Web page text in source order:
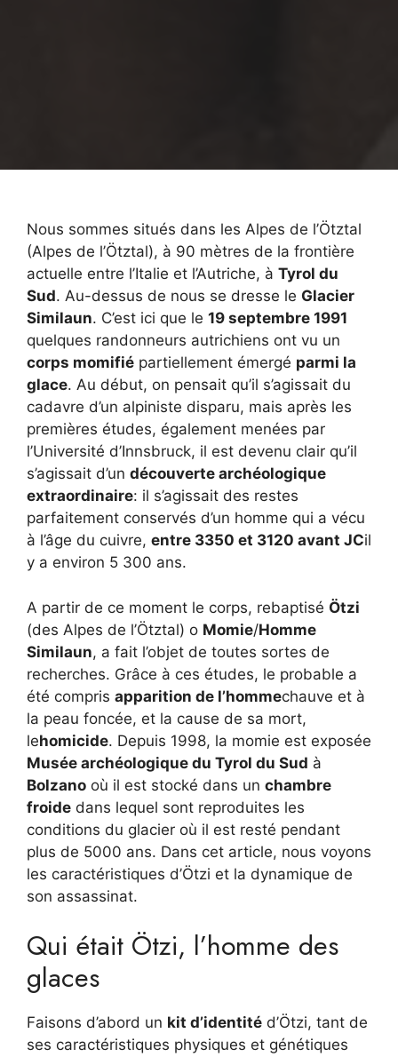
Nous sommes situés dans les Alpes de l’Ötztal
(Alpes de l’Ötztal), à 90 mètres de la frontière
actuelle entre l’Italie et l’Autriche, à Tyrol du
Sud. Au-dessus de nous se dresse le Glacier
Similaun. C’est ici que le 19 septembre 1991
quelques randonneurs autrichiens ont vu un
corps momifié partiellement émergé parmi la
glace. Au début, on pensait qu’il s’agissait du
cadavre d’un alpiniste disparu, mais après les
premières études, également menées par
l’Université d’Innsbruck, il est devenu clair qu’il
s’agissait d’un découverte archéologique
extraordinaire: il s’agissait des restes
parfaitement conservés d’un homme qui a vécu
à l’âge du cuivre, entre 3350 et 3120 avant JCil
y a environ 5 300 ans.
A partir de ce moment le corps, rebaptisé Ötzi
(des Alpes de l’Ötztal) o Momie/Homme
Similaun, a fait l’objet de toutes sortes de
recherches. Grâce à ces études, le probable a
été compris apparition de l’hommechauve et à
la peau foncée, et la cause de sa mort,
lehomicide. Depuis 1998, la momie est exposée
Musée archéologique du Tyrol du Sud à
Bolzano où il est stocké dans un chambre
froide dans lequel sont reproduites les
conditions du glacier où il est resté pendant
plus de 5000 ans. Dans cet article, nous voyons
les caractéristiques d’Ötzi et la dynamique de
son assassinat.
Qui était Ötzi, l’homme des
glaces
Faisons d’abord un kit d’identité d’Ötzi, tant de
ses caractéristiques physiques et génétiques